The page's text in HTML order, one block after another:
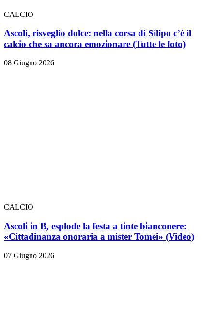
CALCIO
Ascoli, risveglio dolce: nella corsa di Silipo c’è il
calcio che sa ancora emozionare (Tutte le foto)
08 Giugno 2026
CALCIO
Ascoli in B, esplode la festa a tinte bianconere:
«Cittadinanza onoraria a mister Tomei» (Video)
07 Giugno 2026